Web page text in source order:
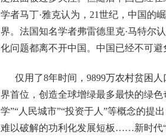
学者马丁·雅克认为，21世纪，中国的
界。法国知名学者弗雷德里克·马特尔
化问题都离不开中国。中国已经不可
仅用了8年时间，9899万农村贫困
界首位，创造全球增绿最多最快的绿
学”“人民城市”“投资于人”等概念的提
难以破解的功利化发展短板……新时代“